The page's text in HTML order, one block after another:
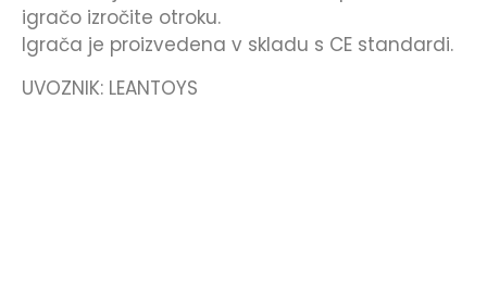
igračo izročite otroku.
Igrača je proizvedena v skladu s CE standardi.
UVOZNIK: LEANTOYS